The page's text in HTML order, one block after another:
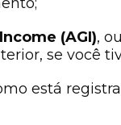
(AGI),
se você
está